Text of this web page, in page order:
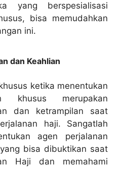
yang berspesialisasi
bisa memudahkan
ini.
dan Keahlian
ketika menentukan
khusus merupakan
dan ketrampilan saat
haji. Sangatlah
agen perjalanan
bisa dibuktikan saat
Haji dan memahami